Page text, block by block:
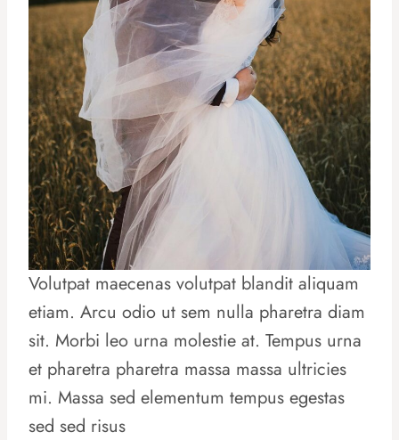
Volutpat maecenas volutpat blandit aliquam
etiam. Arcu odio ut sem nulla pharetra diam
sit. Morbi leo urna molestie at. Tempus urna
et pharetra pharetra massa massa ultricies
mi. Massa sed elementum tempus egestas
sed sed risus